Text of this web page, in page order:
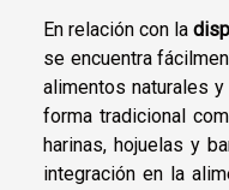
En relación con la
se encuentra
alimentos naturales
forma tradicional
harinas, hojuelas y
integración en la